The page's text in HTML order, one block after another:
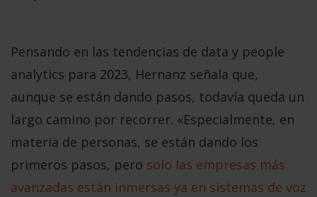
Pensando en las tendencias de data y people
analytics para 2023, Hernanz señala que,
aunque se están dando pasos, todavía queda un
largo camino por recorrer. «Especialmente, en
materia de personas, se están dando los
primeros pasos, pero solo las empresas más
avanzadas están inmersas ya en sistemas de voz